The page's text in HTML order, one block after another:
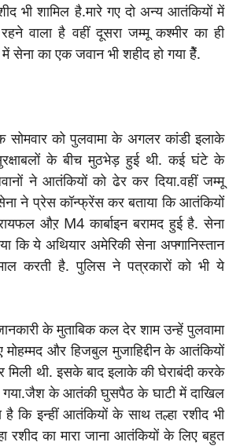
भी शामिल है.मारे गए दो अन्य आतंकियों में
वाला है वहीं दूसरा जम्मू कश्मीर का ही
सेना का एक जवान भी शहीद हो गया हैें.
सोमवार को पुलवामा के अगलर कांडी इलाके
के बीच मुठभेड़ हुई थी. कई घंटे के
ने आतंकियों को ढेर कर दिया.वहीं जम्मू
ने प्रेस कॉन्फ्रेंस कर बताया कि आतंकियों
औऱ M4 कार्बाइन बरामद हुई है. सेना
कि ये अथियार अमेरिकी सेना अफ्गानिस्तान
करती है. पुलिस ने पत्रकारों को भी ये
के मुताबिक कल देर शाम उन्हें पुलवामा
और हिजबुल मुजाहिद्दीन के आतंकियों
थी. इसके बाद इलाके की घेराबंदी करके
के आतंकी घुसपैठ के घाटी में दाखिल
है कि इन्हीं आतंकियों के साथ तल्हा रशीद भी
रशीद का मारा जाना आतंकियों के लिए बहुत